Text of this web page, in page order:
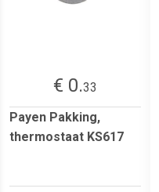
€ 0.33
Payen Pakking,
thermostaat KS617